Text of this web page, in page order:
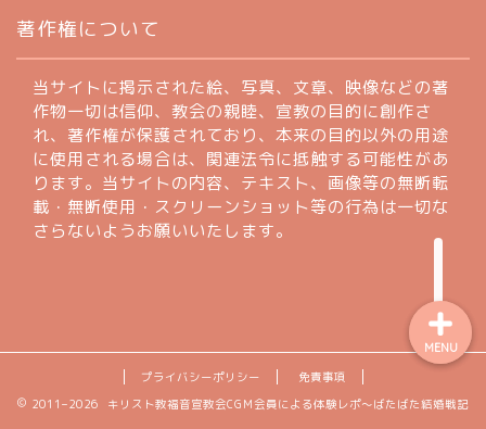
著作権について
当サイトに掲示された絵、写真、文章、映像などの著
作物一切は信仰、教会の親睦、宣教の目的に創作さ
れ、著作権が保護されており、本来の目的以外の用途
に使用される場合は、関連法令に抵触する可能性があ
ります。当サイトの内容、テキスト、画像等の無断転
載・無断使用・スクリーンショット等の行為は一切な
さらないようお願いいたします。
プライバシーポリシー
免責事項
2011–2026 キリスト教福音宣教会CGM会員による体験レポ〜ばたばた結婚戦記
MENU
profile
著作権について
お問い合わせフォーム